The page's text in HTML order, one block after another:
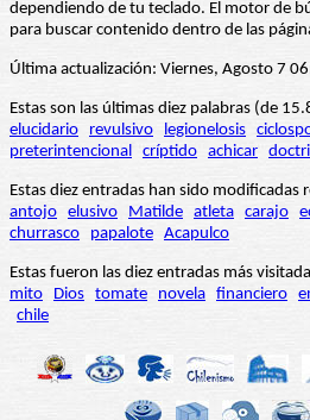
dependiendo de tu teclado. El motor de
para buscar contenido dentro de las
Última actualización: Viernes, Agosto 7
Estas son las últimas diez palabras (de
elucidario
revulsivo legionelosis
preterintencional críptido achicar
Estas diez entradas han sido modificadas
antojo elusivo Matilde atleta carajo
churrasco
papalote Acapulco
Estas fueron las diez entradas más
mito
Dios tomate novela financiero
chile